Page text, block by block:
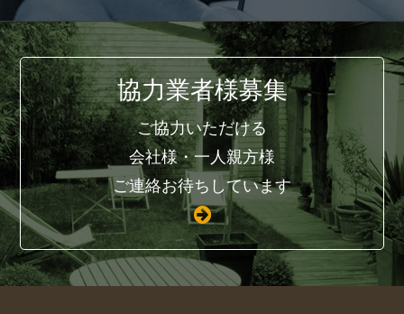
協力業者様募集
ご協力いただける
会社様・一人親方様
ご連絡お待ちしています